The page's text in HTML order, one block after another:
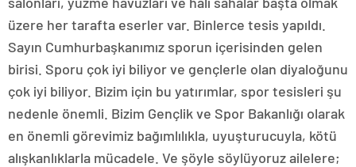
üzere her tarafta eserler var. Binlerce tesis yapıldı.
Sayın Cumhurbaşkanımız sporun içerisinden gelen
birisi. Sporu çok iyi biliyor ve gençlerle olan diyaloğunu
çok iyi biliyor. Bizim için bu yatırımlar, spor tesisleri şu
nedenle önemli. Bizim Gençlik ve Spor Bakanlığı olarak
en önemli görevimiz bağımlılıkla, uyuşturucuyla, kötü
alışkanlıklarla mücadele. Ve şöyle söylüyoruz ailelere;